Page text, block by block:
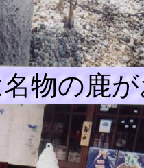
物の鹿